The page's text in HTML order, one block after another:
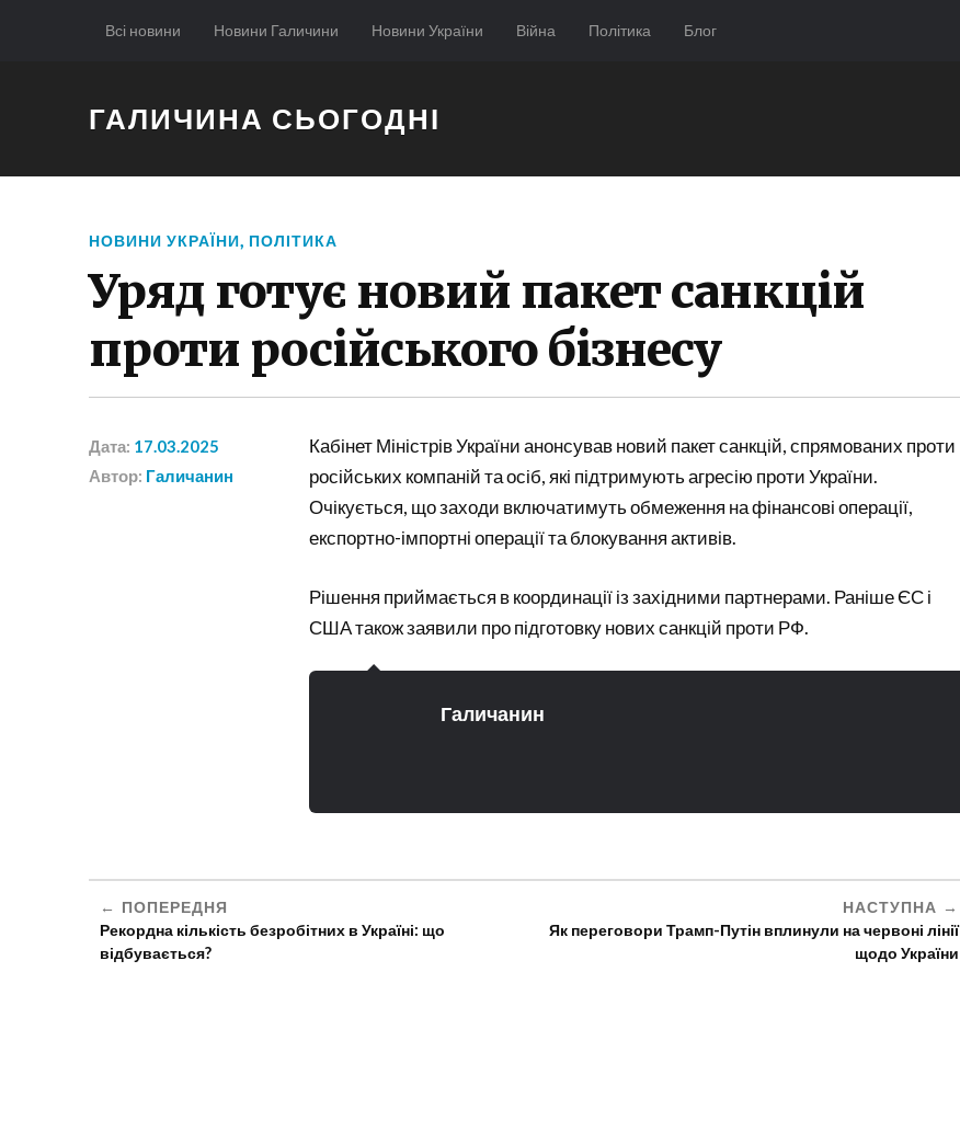
Всі новини Новини Галичини Новини України Війна Політика Блог
ГАЛИЧИНА СЬОГОДНІ
НОВИНИ УКРАЇНИ, ПОЛІТИКА
Уряд готує новий пакет санкцій
проти російського бізнесу
Дата: 17.03.2025
Автор: Галичанин
Кабінет Міністрів України анонсував новий пакет санкцій, спрямованих проти
російських компаній та осіб, які підтримують агресію проти України.
Очікується, що заходи включатимуть обмеження на фінансові операції,
експортно-імпортні операції та блокування активів.
Рішення приймається в координації із західними партнерами. Раніше ЄС і
США також заявили про підготовку нових санкцій проти РФ.
Галичанин
ПОПЕРЕДНЯ
Рекордна кількість безробітних в Україні: що
відбувається?
НАСТУПНА
Як переговори Трамп-Путін вплинули на червоні лінії
щодо України